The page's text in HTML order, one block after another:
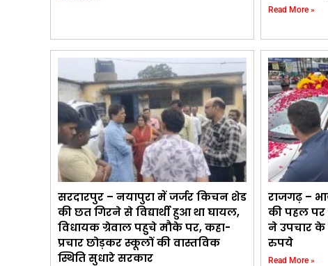
Read More »
सरदारपुर – नयापुरा में जर्जर किचन शेड
की छत गिरने से विद्यार्थी हुआ था घायल,
विधायक ग्रेवाल पहुचे मौके पर, कहा-
प्रचार छोड़कर स्कूलों की वास्तविक
स्थिति सुधारे सरकार
राजगढ़ –
की पहल पर
ने उपचार के
रुपये
Read More »